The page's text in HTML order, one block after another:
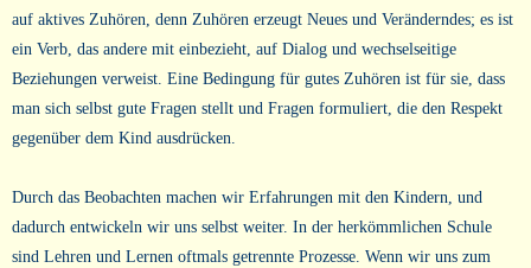
auf aktives Zuhören, denn Zuhören erzeugt Neues und Veränderndes; es ist
ein Verb, das andere mit einbezieht, auf Dialog und wechselseitige
Beziehungen verweist. Eine Bedingung für gutes Zuhören ist für sie, dass
man sich selbst gute Fragen stellt und Fragen formuliert, die den Respekt
gegenüber dem Kind ausdrücken.
Durch das Beobachten machen wir Erfahrungen mit den Kindern, und
dadurch entwickeln wir uns selbst weiter. In der herkömmlichen Schule
sind Lehren und Lernen oftmals getrennte Prozesse. Wenn wir uns zum